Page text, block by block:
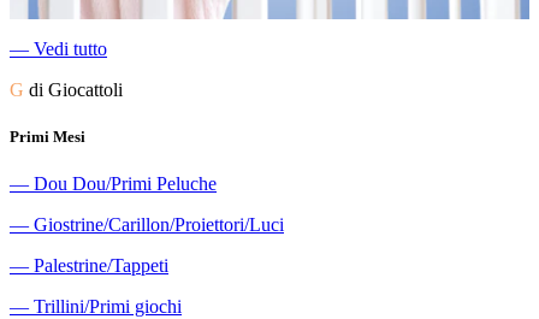
― Vedi tutto
G di Giocattoli
Primi Mesi
― Dou Dou/Primi Peluche
― Giostrine/Carillon/Proiettori/Luci
― Palestrine/Tappeti
― Trillini/Primi giochi